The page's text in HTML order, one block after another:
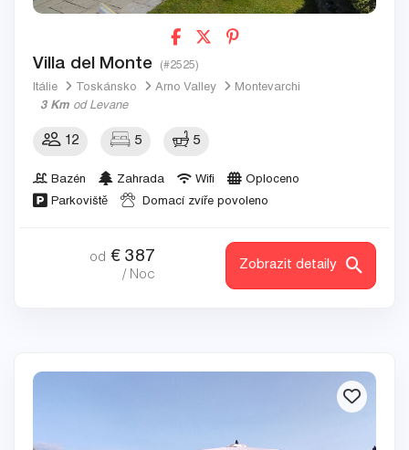
Villa del Monte (#2525)
Itálie Toskánsko Arno Valley
Montevarchi
3 Km od Levane
12 5 5
Bazén Zahrada Wifi
Oploceno
Parkoviště
Domací zvíře povoleno
od € 387
/ Noc
Zobrazit detaily